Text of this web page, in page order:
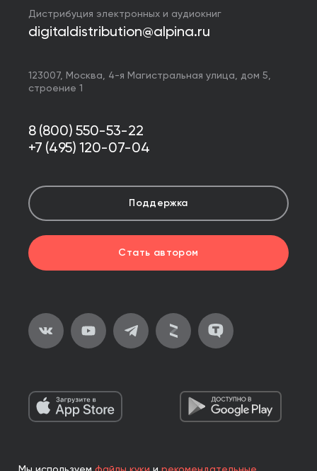
Дистрибуция электронных и аудиокниг
digitaldistribution@alpina.ru
123007, Москва, 4-я Магистральная улица, дом 5,
строение 1
8 (800) 550-53-22
+7 (495) 120-07-04
Поддержка
Стать автором